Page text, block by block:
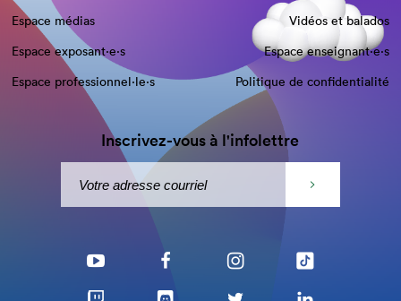
Espace médias
Vidéos et balados
Espace exposant·e⋅s
Espace enseignant·e⋅s
Espace professionnel·le⋅s
Politique de confidentialité
Inscrivez-vous à l'infolettre